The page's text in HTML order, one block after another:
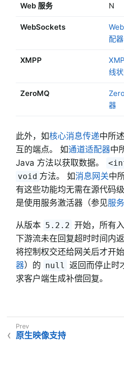
Web 服务 N
WebSockets
配器
XMPP
线
ZeroMQ
器
此外，如核心消息传递中所
互的端点。 如通道适配器中
Java 方法以获取数据。
void 方法。 如消息网关中
有这些功能均无需在源代码
是使用服务激活器（参见服
从版本 5.2.2 开始，所有
下游流未在回复超时时间内
将控制权交还给网关后才开
器）的 null 返回而停止时
求客户端生成补偿回复。
原生映像支持